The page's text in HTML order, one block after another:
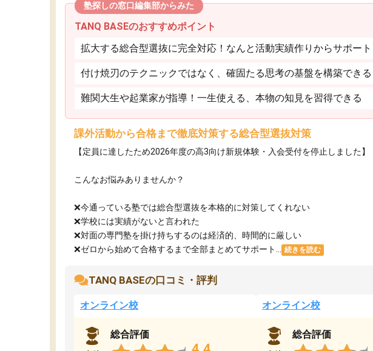
塾探しの窓口編集部からみた
TANQ BASEのおすすめポイント
拡大する総合型選抜に完全対応！なんと活動実績作りからサポート
付け焼刃のテクニックではなく、確固たる思考の基盤を構築できる
難関大生や起業家が指導！一生使える、本物の知見を習得できる
課外活動から合格まで徹底対策する総合型選抜対策
【定員に達したため2026年度の高3向け新規体験・入会受付を停止しました】
こんなお悩みありませんか？
❌今通っている塾では総合型選抜を本格的に対策してくれない
❌学校には実績がないと言われた
❌対面の専門塾を掛け持ちするのは経済的、時間的に厳しい
❌ゼロから始めて合格するまで全部まとめてサポート...
続きを読む
TANQ BASEの口コミ・評判
オンライン校
総合評価
オンライン校
総合評価